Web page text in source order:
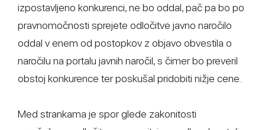
izpostavljeno konkurenci, ne bo oddal, pač pa bo po
pravnomočnosti sprejete odločitve javno naročilo
oddal v enem od postopkov z objavo obvestila o
naročilu na portalu javnih naročil, s čimer bo preveril
obstoj konkurence ter poskušal pridobiti nižje cene.
Med strankama je spor glede zakonitosti